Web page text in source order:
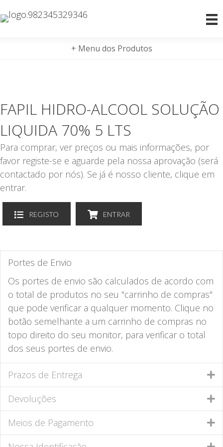
+ Menu dos Produtos
FAPIL HIDRO-ALCOOL SOLUÇÃO
LIQUIDA 70% 5 LTS
Para comprar, ver preços ou mais informações, por
favor registe-se e aguarde pela nossa aprovação (será
contactado por nós). Se já é nosso cliente, clique em
entrar.
REGISTO ENTRAR
Portes de Envio
Os portes de envio são calculados de acordo com
o total de produtos no seu "carrinho de compras"
que pode verificar a qualquer momento. Clique no
botão semelhante a um carrinho de compras no
topo direito do seu monitor, para verificar o total
dos seus portes de envio.
Prazos de Entrega
Devoluções
Meios de Pagamento